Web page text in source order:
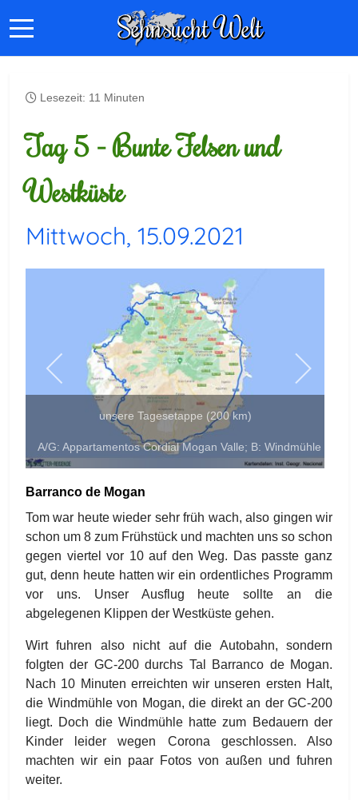
Lesezeit: 11 Minuten
Tag 5 - Bunte Felsen und
Westküste
Mittwoch, 15.09.2021
unsere Tagesetappe (200 km)
A/G: Appartamentos Cordial Mogan Valle; B: Windmühle von
Barranco de Mogan
Tom war heute wieder sehr früh wach, also gingen wir
schon um 8 zum Frühstück und machten uns so schon
gegen viertel vor 10 auf den Weg. Das passte ganz
gut, denn heute hatten wir ein ordentliches Programm
vor uns. Unser Ausflug heute sollte an die
abgelegenen Klippen der Westküste gehen.
Wirt fuhren also nicht auf die Autobahn, sondern
folgten der GC-200 durchs Tal Barranco de Mogan.
Nach 10 Minuten erreichten wir unseren ersten Halt,
die Windmühle von Mogan, die direkt an der GC-200
liegt. Doch die Windmühle hatte zum Bedauern der
Kinder leider wegen Corona geschlossen. Also
machten wir ein paar Fotos von außen und fuhren
weiter.